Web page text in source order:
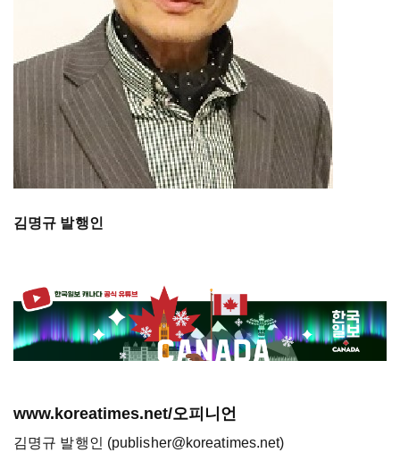
김명규 발행인
www.koreatimes.net/오피니언
김명규 발행인 (publisher@koreatimes.net)